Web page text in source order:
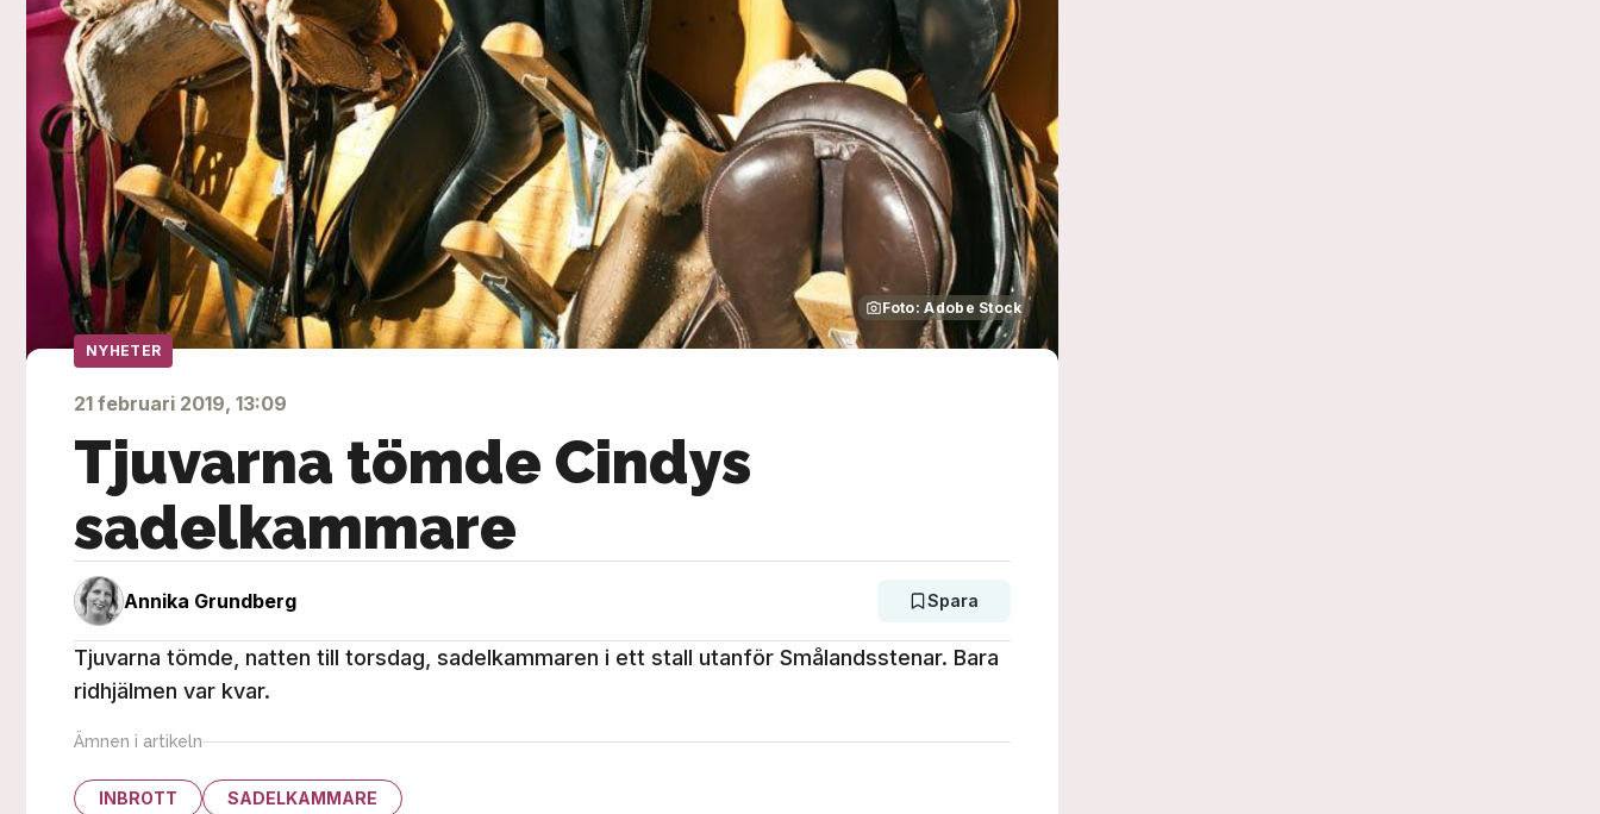
Foto: Adobe Stock
NYHETER
21 februari 2019, 13:09
Tjuvarna tömde Cindys
sadelkammare
Annika Grundberg Spara
Tjuvarna tömde, natten till torsdag, sadelkammaren i ett stall utanför Smålandsstenar. Bara
ridhjälmen var kvar.
Ämnen i artikeln
INBROTT SADELKAMMARE